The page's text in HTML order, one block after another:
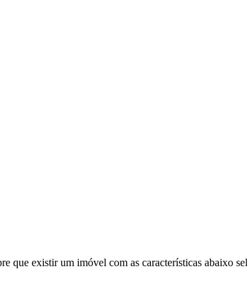
que existir um imóvel com as características abaixo